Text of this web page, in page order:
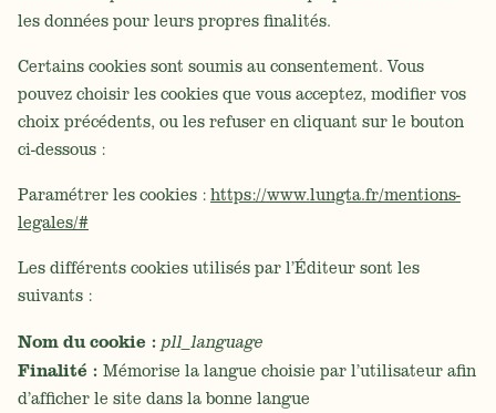
les données pour leurs propres finalités.
Certains cookies sont soumis au consentement. Vous
pouvez choisir les cookies que vous acceptez, modifier vos
choix précédents, ou les refuser en cliquant sur le bouton
ci-dessous :
Paramétrer les cookies : https://www.lungta.fr/mentions-
legales/#
Les différents cookies utilisés par l’Éditeur sont les
suivants :
Nom du cookie : pll_language
Finalité : Mémorise la langue choisie par l’utilisateur afin
d’afficher le site dans la bonne langue